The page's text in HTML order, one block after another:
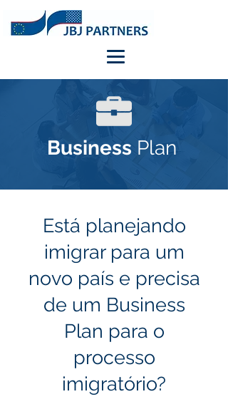
Business Plan
Está planejando
imigrar para um
novo país e precisa
de um Business
Plan para o
processo
imigratório?